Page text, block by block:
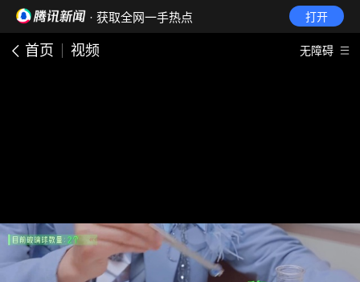
· 获取全网一手热点 打开
首页 视频 无障碍